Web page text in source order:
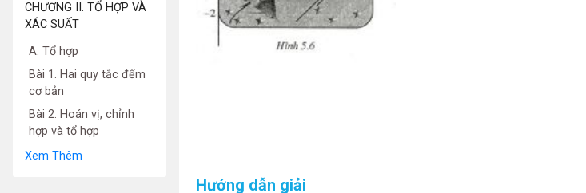
CHƯƠNG II. TỔ HỢP VÀ
XÁC SUẤT
A. Tổ hợp
Bài 1. Hai quy tắc đếm
cơ bản
Bài 2. Hoán vị, chỉnh
hợp và tổ hợp
Xem Thêm
Hướng dẫn giải